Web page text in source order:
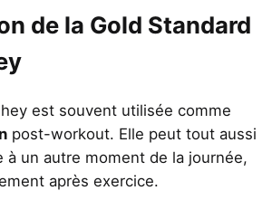
de la Gold Standard
est souvent utilisée comme
post-workout. Elle peut tout aussi
à un autre moment de la journée,
après exercice.